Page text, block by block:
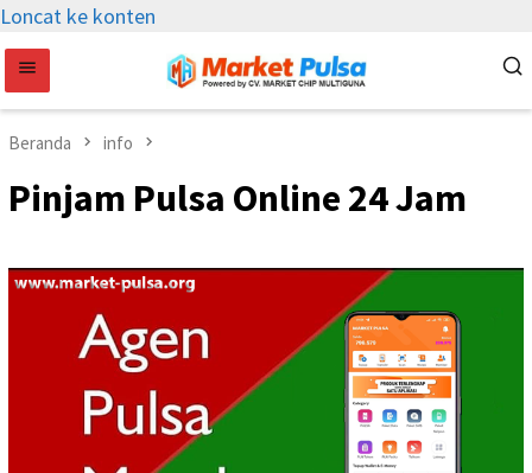
Loncat ke konten
Beranda info
Pinjam Pulsa Online 24 Jam